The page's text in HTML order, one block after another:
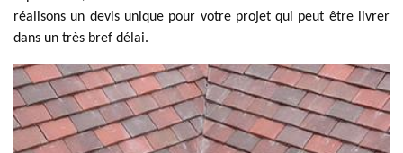
réalisons un devis unique pour votre projet qui peut être livrer
dans un très bref délai.